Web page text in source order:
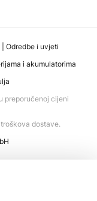
Odredbe i uvjeti
i akumulatorima
preporučenoj cijeni
dostave.